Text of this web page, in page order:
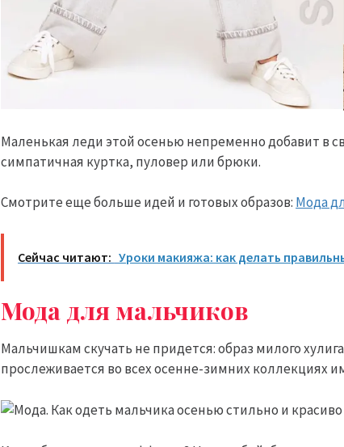
Маленькая леди этой осенью непременно добавит в
симпатичная куртка, пуловер или брюки.
Смотрите еще больше идей и готовых образов: Мода
Сейчас читают: Уроки макияжа: как делать
Мода для мальчиков
Мальчишкам скучать не придется: образ милого
прослеживается во всех осенне-зимних коллекциях